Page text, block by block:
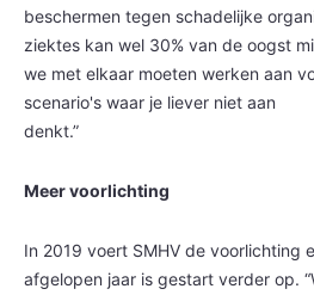
beschermen tegen schadelijke
ziektes kan wel 30% van de oogst
we met elkaar moeten werken aan
scenario's waar je liever niet aan
denkt.”
Meer voorlichting
In 2019 voert SMHV de voorlichting
afgelopen jaar is gestart verder op.